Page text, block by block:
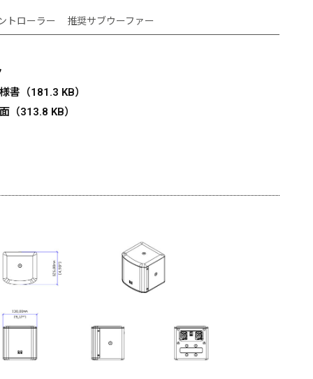
トローラー 推奨サブウーファー
書（181.3 KB）
（313.8 KB）